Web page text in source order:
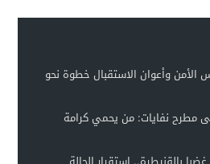
الأمن وأعوان الاستقبال خطوة نحو
مطرح نفايات: من يحمي كرامة